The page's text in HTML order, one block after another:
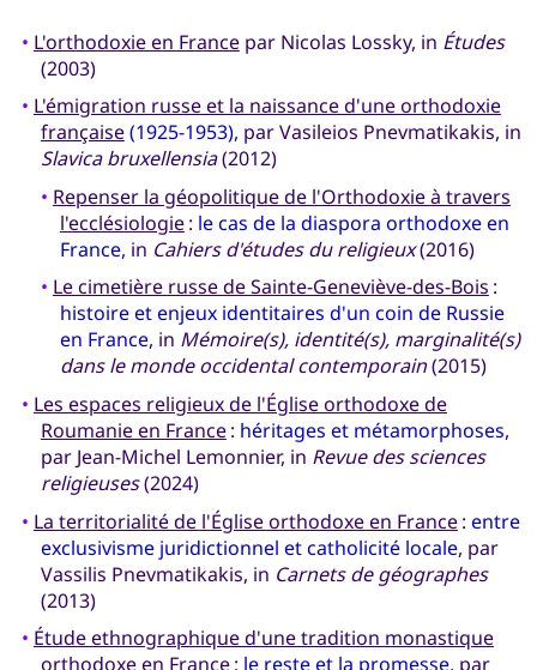
• L'orthodoxie en Francepar Nicolas Lossky, in Études
(2003)
• L'émigration russe et la naissance d'une orthodoxie
française(1925-1953), par Vasileios Pnevmatikakis, in
Slavica bruxellensia(2012)
• Repenser la géopolitique de l'Orthodoxie à travers
l'ecclésiologie: le cas de la diaspora orthodoxe en
France, in Cahiers d'études du religieux(2016)
• Le cimetière russe de Sainte-Geneviève-des-Bois :
histoire et enjeux identitaires d'un coin de Russie
en France, in Mémoire(s), identité(s), marginalité(s)
dans le monde occidental contemporain(2015)
• Les espaces religieux de l'Église orthodoxe de
Roumanie en France: héritages et métamorphoses,
par Jean-Michel Lemonnier, in Revue des sciences
religieuses(2024)
• La territorialité de l'Église orthodoxe en France: entre
exclusivisme juridictionnel et catholicité locale, par
Vassilis Pnevmatikakis, in Carnets de géographes
(2013)
• Étude ethnographique d'une tradition monastique
orthodoxe en France: le reste et la promesse, par